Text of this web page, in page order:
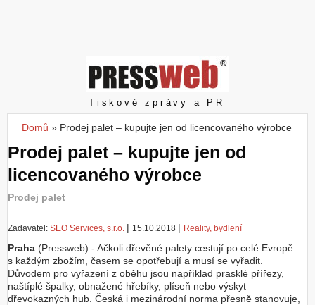
č
t
Pressweb
Tiskové zprávy a PR
Jste zde
Domů » Prodej palet – kupujte jen od licencovaného výrobce
Prodej palet – kupujte jen od
licencovaného výrobce
Prodej palet
Zadavatel: SEO Services, s.r.o. | 15.10.2018 | Reality, bydlení
Praha (Pressweb) - Ačkoli dřevěné palety cestují po celé Evropě
s každým zbožím, časem se opotřebují a musí se vyřadit.
Důvodem pro vyřazení z oběhu jsou například prasklé přířezy,
naštíplé špalky, obnažené hřebíky, plíseň nebo výskyt
dřevokazných hub. Česká i mezinárodní norma přesně stanovuje,